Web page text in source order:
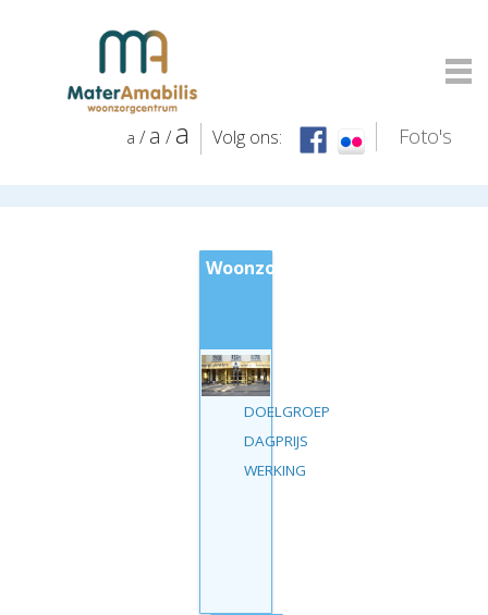
a / a /a Volg ons:
Foto's
Woonzorgcentrum
DOELGROEP
DAGPRIJS
WERKING